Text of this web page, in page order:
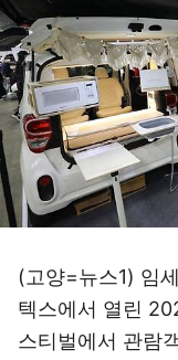
(고양=뉴스1) 임
텍스에서 열린
스티벌에서 관람